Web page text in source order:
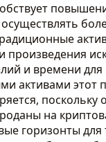
осуществлять
и времени
активами этот
поскольку
на
горизонты для